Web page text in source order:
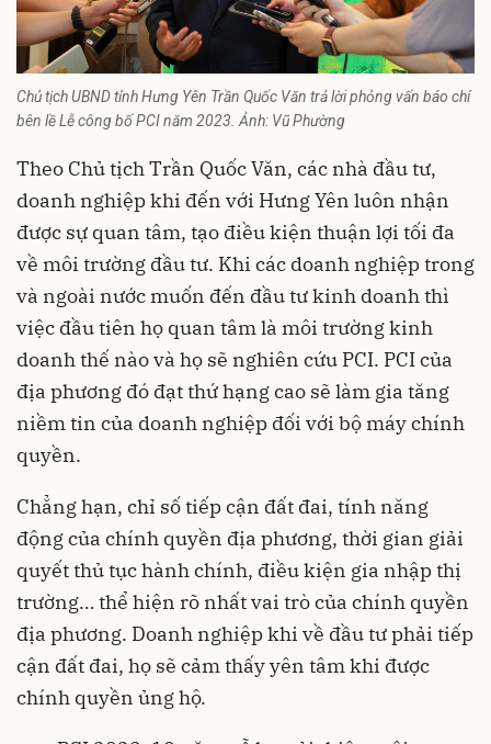
Chủ tịch UBND tỉnh Hưng Yên Trần Quốc Văn trả lời phỏng vấn báo chí
bên lề Lễ công bố PCI năm 2023. Ảnh: Vũ Phường
Theo Chủ tịch Trần Quốc Văn, các nhà đầu tư,
doanh nghiệp khi đến với Hưng Yên luôn nhận
được sự quan tâm, tạo điều kiện thuận lợi tối đa
về môi trường đầu tư. Khi các doanh nghiệp trong
và ngoài nước muốn đến đầu tư kinh doanh thì
việc đầu tiên họ quan tâm là môi trường kinh
doanh thế nào và họ sẽ nghiên cứu PCI. PCI của
địa phương đó đạt thứ hạng cao sẽ làm gia tăng
niềm tin của doanh nghiệp đối với bộ máy chính
quyền.
Chẳng hạn, chỉ số tiếp cận đất đai, tính năng
động của chính quyền địa phương, thời gian giải
quyết thủ tục hành chính, điều kiện gia nhập thị
trường… thể hiện rõ nhất vai trò của chính quyền
địa phương. Doanh nghiệp khi về đầu tư phải tiếp
cận đất đai, họ sẽ cảm thấy yên tâm khi được
chính quyền ủng hộ.